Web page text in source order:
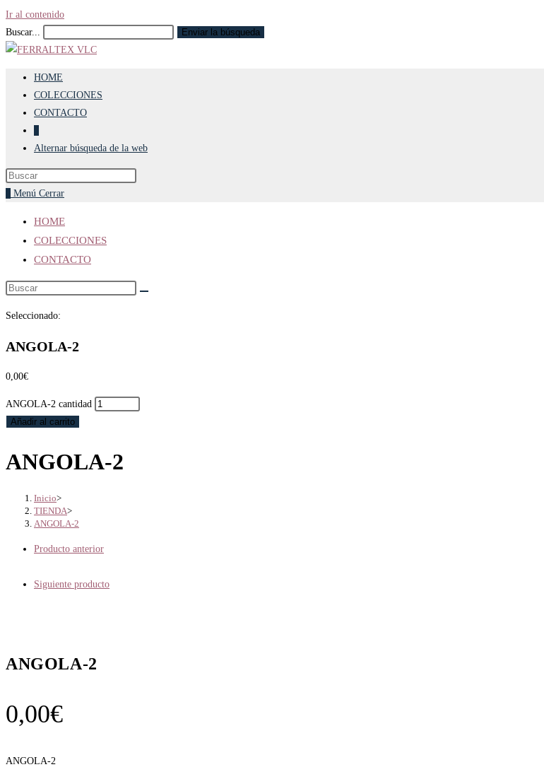
Ir al contenido
Buscar...
Enviar la búsqueda
HOME
COLECCIONES
CONTACTO
Alternar búsqueda de la web
Menú Cerrar
HOME
COLECCIONES
CONTACTO
Seleccionado:
ANGOLA-2
0,00€
ANGOLA-2 cantidad
Añadir al carrito
ANGOLA-2
Inicio>
TIENDA>
ANGOLA-2
Producto anterior
Siguiente producto
ANGOLA-2
0,00€
ANGOLA-2